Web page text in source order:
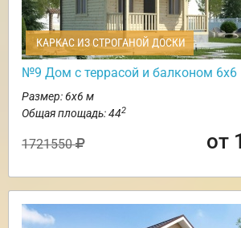
КАРКАС ИЗ СТРОГАНОЙ ДОСКИ
№9 Дом с террасой и балконом 6х6
Размер: 6х6 м
Общая площадь: 442
1721550 от